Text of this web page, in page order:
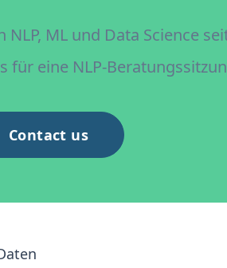
ML und Data Science
für eine NLP-
Contact us